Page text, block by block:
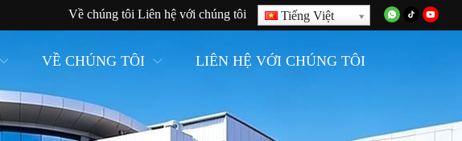
Về chúng tôi Liên hệ với chúng tôi Tiếng Việt
VỀ CHÚNG TÔI LIÊN HỆ VỚI CHÚNG TÔI